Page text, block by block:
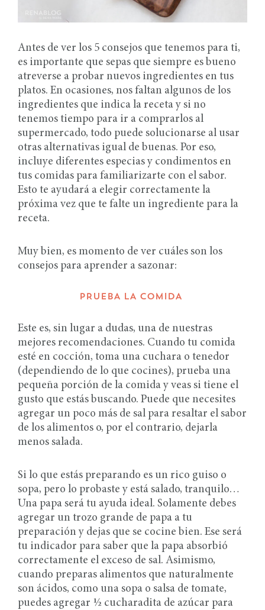
Antes de ver los 5 consejos que tenemos para ti,
es importante que sepas que siempre es bueno
atreverse a probar nuevos ingredientes en tus
platos. En ocasiones, nos faltan algunos de los
ingredientes que indica la receta y si no
tenemos tiempo para ir a comprarlos al
supermercado, todo puede solucionarse al usar
otras alternativas igual de buenas. Por eso,
incluye diferentes especias y condimentos en
tus comidas para familiarizarte con el sabor.
Esto te ayudará a elegir correctamente la
próxima vez que te falte un ingrediente para la
receta.
Muy bien, es momento de ver cuáles son los
consejos para aprender a sazonar:
PRUEBA LA COMIDA
Este es, sin lugar a dudas, una de nuestras
mejores recomendaciones. Cuando tu comida
esté en cocción, toma una cuchara o tenedor
(dependiendo de lo que cocines), prueba una
pequeña porción de la comida y veas si tiene el
gusto que estás buscando. Puede que necesites
agregar un poco más de sal para resaltar el sabor
de los alimentos o, por el contrario, dejarla
menos salada.
Si lo que estás preparando es un rico guiso o
sopa, pero lo probaste y está salado, tranquilo…
Una papa será tu ayuda ideal. Solamente debes
agregar un trozo grande de papa a tu
preparación y dejas que se cocine bien. Ese será
tu indicador para saber que la papa absorbió
correctamente el exceso de sal. Asimismo,
cuando preparas alimentos que naturalmente
son ácidos, como una sopa o salsa de tomate,
puedes agregar ½ cucharadita de azúcar para